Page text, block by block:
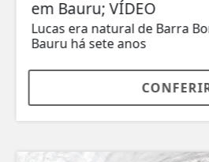
em Bauru; VÍDEO
Lucas era natural de Barra
Bauru há sete anos